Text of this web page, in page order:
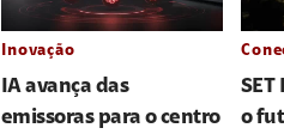
Inovação
IA avança das
emissoras para o centro
SET
o